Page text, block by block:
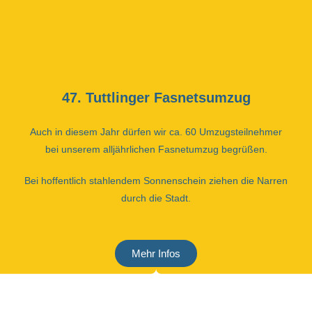
47. Tuttlinger Fasnetsumzug
Auch in diesem Jahr dürfen wir ca. 60 Umzugsteilnehmer
bei unserem alljährlichen Fasnetumzug begrüßen.
Bei hoffentlich stahlendem Sonnenschein ziehen die Narren
durch die Stadt.
Mehr Infos